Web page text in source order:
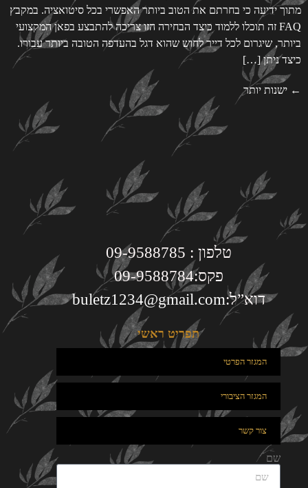
מתוך ידיעה כי בחרתם את הטוב ביותר האפשרי בכל סיטואציה. במקבץ
FAQ זה תוכלו ללמוד כיצד הבחירה הזו צריכה להתבצע בפאן המקצועי
ביותר, שיגרום לכל דייר לחוש שהוא דגל בהעדפה הטובה ביותר עבורו.
כיצד ניתן […]
← ישנות יותר
טלפון : 09-9588785
פקס:09-9588784
דוא”ל:buletz1234@gmail.com
תפריט ראשי
המגזר הפרטי
המגזר הציבורי
צור קשר
שם